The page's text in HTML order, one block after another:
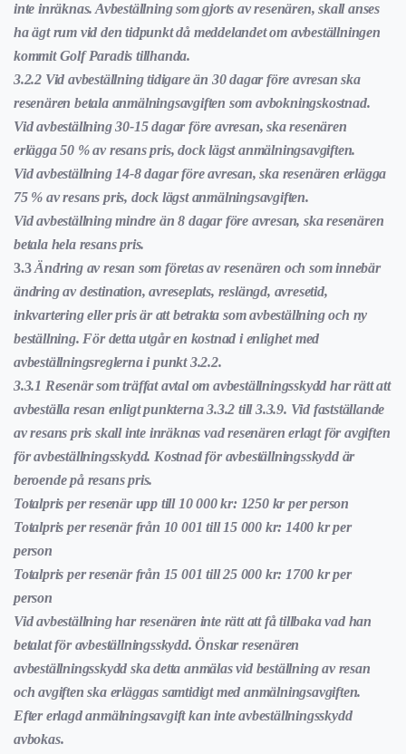
inte inräknas. Avbeställning som gjorts av resenären, skall anses
ha ägt rum vid den tidpunkt då meddelandet om avbeställningen
kommit Golf Paradis tillhanda.
3.2.2 Vid avbeställning tidigare än 30 dagar före avresan ska
resenären betala anmälningsavgiften som avbokningskostnad.
Vid avbeställning 30-15 dagar före avresan, ska resenären
erlägga 50 % av resans pris, dock lägst anmälningsavgiften.
Vid avbeställning 14-8 dagar före avresan, ska resenären erlägga
75 % av resans pris, dock lägst anmälningsavgiften.
Vid avbeställning mindre än 8 dagar före avresan, ska resenären
betala hela resans pris.
3.3Ändring av resan som företas av resenären och som innebär
ändring av destination, avreseplats, reslängd, avresetid,
inkvartering eller pris är att betrakta som avbeställning och ny
beställning. För detta utgår en kostnad i enlighet med
avbeställningsreglerna i punkt 3.2.2.
3.3.1 Resenär som träffat avtal om avbeställningsskydd har rätt att
avbeställa resan enligt punkterna 3.3.2 till 3.3.9. Vid fastställande
av resans pris skall inte inräknas vad resenären erlagt för avgiften
för avbeställningsskydd. Kostnad för avbeställningsskydd är
beroende på resans pris.
Totalpris per resenär upp till 10 000 kr: 1250 kr per person
Totalpris per resenär från 10 001 till 15 000 kr: 1400 kr per
person
Totalpris per resenär från 15 001 till 25 000 kr: 1700 kr per
person
Vid avbeställning har resenären inte rätt att få tillbaka vad han
betalat för avbeställningsskydd. Önskar resenären
avbeställningsskydd ska detta anmälas vid beställning av resan
och avgiften ska erläggas samtidigt med anmälningsavgiften.
Efter erlagd anmälningsavgift kan inte avbeställningsskydd
avbokas.